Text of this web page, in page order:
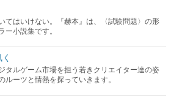
てはいけない。『赫本』は、〈試験問題〉の形
ー小説集です。
タルゲーム市場を担う若きクリエイター達の姿
ルーツと情熱を探っていきます。